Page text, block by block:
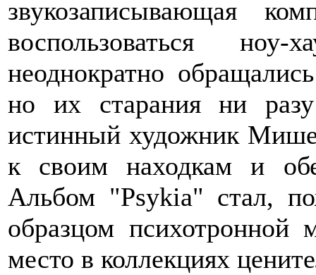
звукозаписывающая
воспользоваться
неоднократно
но их старания ни
истинный художник
к своим находкам и
Альбом "Psykia" стал,
образцом психотронной
место в коллекциях